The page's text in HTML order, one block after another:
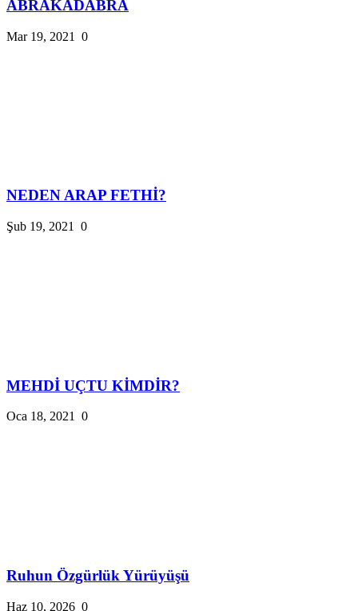
ABRAKADABRA
Mar 19, 2021 0
NEDEN ARAP FETHİ?
Şub 19, 2021 0
MEHDİ UÇTU KİMDİR?
Oca 18, 2021 0
Ruhun Özgürlük Yürüyüşü
Haz 10, 2026 0